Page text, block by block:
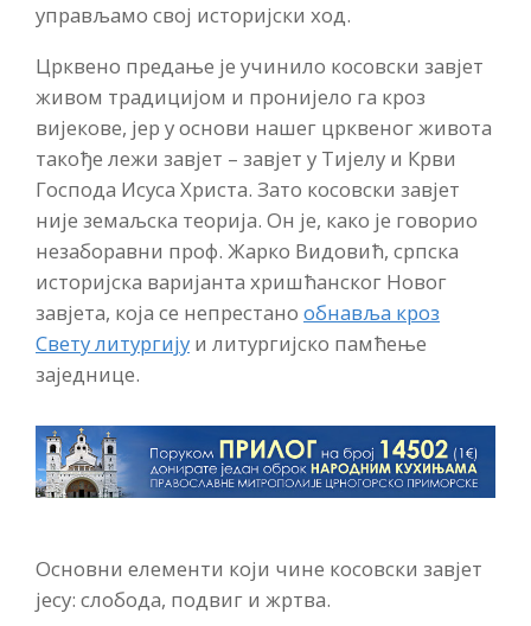
управљамо свој историјски ход.
Црквено предање је учинило косовски завјет
живом традицијом и пронијело га кроз
вијекове, јер у основи нашег црквеног живота
такође лежи завјет – завјет у Тијелу и Крви
Господа Исуса Христа. Зато косовски завјет
није земаљска теорија. Он је, како је говорио
незаборавни проф. Жарко Видовић, српска
историјска варијанта хришћанског Новог
завјета, која се непрестано обнавља кроз
Свету литургију и литургијско памћење
заједнице.
Основни елементи који чине косовски завјет
јесу: слобода, подвиг и жртва.